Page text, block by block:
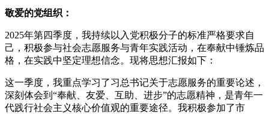
敬爱的党组织：
2025年第四季度，我持续以入党积极分子的标准严格要求自
己，积极参与社会志愿服务与青年实践活动，在奉献中锤炼品
格，在实践中坚定理想信念。现将思想汇报如下：
这一季度，我重点学习了习总书记关于志愿服务的重要论述，
深刻体会到“奉献、友爱、互助、进步”的志愿精神，是青年一
代践行社会主义核心价值观的重要途径。我积极参加了市